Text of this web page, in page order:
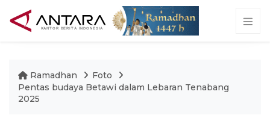
Ramadhan
Foto
Pentas budaya Betawi dalam Lebaran Tenabang
2025